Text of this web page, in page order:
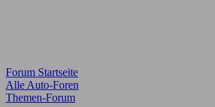
Forum Startseite
Alle Auto-Foren
Themen-Forum